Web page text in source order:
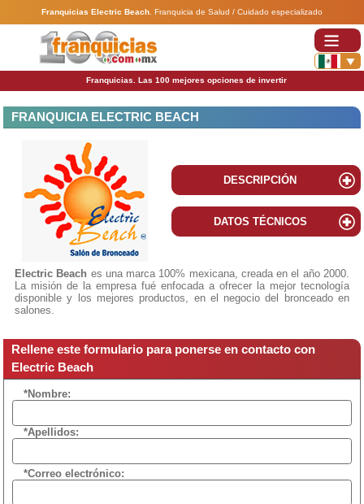
Franquicias Electric Beach Franquicia de Salud / Cuidado especializado
Franquicias. Las 100 mejores opciones de invertir
FRANQUICIA ELECTRIC BEACH
DESCRIPCIÓN
DATOS TÉCNICOS
Electric Beach es una marca 100% mexicana, creada en el año 2000.
La misión de la empresa fué enfocada a ofrecer la mejor tecnología
disponible y los mejores productos, en el negocio del bronceado en
salones.
Rellene este formulario para ponerse en contacto con
Electric Beach
*Nombre:
*Apellidos:
*Correo electrónico: